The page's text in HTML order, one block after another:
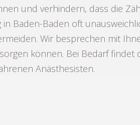
und verhindern, dass die
Baden-Baden oft
Wir besprechen mit
können. Bei Bedarf findet
Anästhesisten.